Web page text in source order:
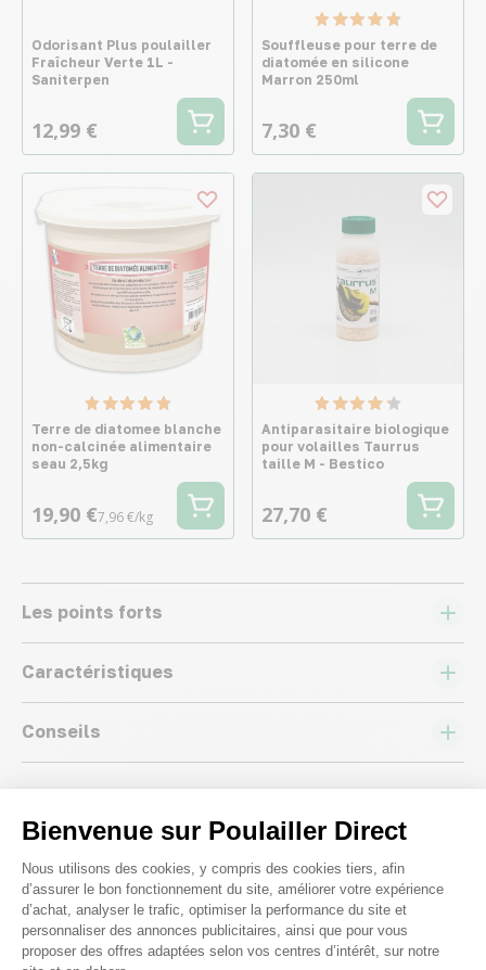
Bienvenue sur Poulailler Direct
Plateforme de Gestion du
Nous utilisons des cookies, y compris des cookies tiers, afin
d’assurer le bon fonctionnement du site, améliorer votre expérience
d’achat, analyser le trafic, optimiser la performance du site et
personnaliser des annonces publicitaires, ainsi que pour vous
proposer des offres adaptées selon vos centres d’intérêt, sur notre
Odorisant Plus poulailler
Fraîcheur Verte 1L -
Saniterpen
12,99 €
Souffleuse pour terre de
diatomée en silicone
Marron 250ml
7,30 €
Terre de diatomee blanche
non-calcinée alimentaire
seau 2,5kg
19,90 €7,96 €/kg
Antiparasitaire biologique
pour volailles Taurrus
taille M - Bestico
27,70 €
Les points forts
Caractéristiques
Conseils
Nous répondons à toutes vos
questions ;)